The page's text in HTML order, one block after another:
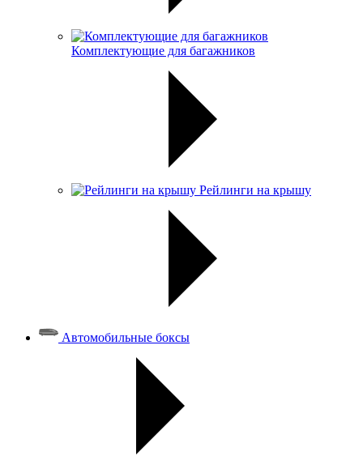
Комплектующие для багажников
Рейлинги на крышу
Автомобильные боксы